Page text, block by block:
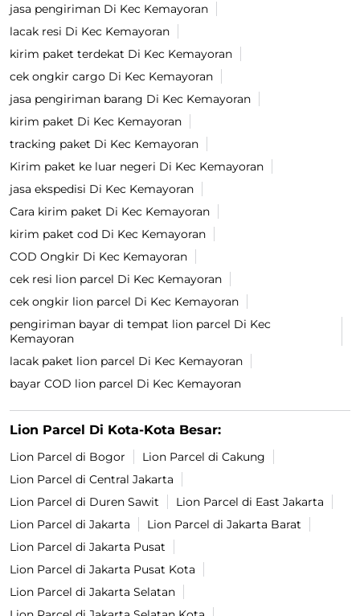
jasa pengiriman Di Kec Kemayoran
lacak resi Di Kec Kemayoran
kirim paket terdekat Di Kec Kemayoran
cek ongkir cargo Di Kec Kemayoran
jasa pengiriman barang Di Kec Kemayoran
kirim paket Di Kec Kemayoran
tracking paket Di Kec Kemayoran
Kirim paket ke luar negeri Di Kec Kemayoran
jasa ekspedisi Di Kec Kemayoran
Cara kirim paket Di Kec Kemayoran
kirim paket cod Di Kec Kemayoran
COD Ongkir Di Kec Kemayoran
cek resi lion parcel Di Kec Kemayoran
cek ongkir lion parcel Di Kec Kemayoran
pengiriman bayar di tempat lion parcel Di Kec
Kemayoran
lacak paket lion parcel Di Kec Kemayoran
bayar COD lion parcel Di Kec Kemayoran
Lion Parcel Di Kota-Kota Besar:
Lion Parcel di Bogor
Lion Parcel di Cakung
Lion Parcel di Central Jakarta
Lion Parcel di Duren Sawit
Lion Parcel di East Jakarta
Lion Parcel di Jakarta
Lion Parcel di Jakarta Barat
Lion Parcel di Jakarta Pusat
Lion Parcel di Jakarta Pusat Kota
Lion Parcel di Jakarta Selatan